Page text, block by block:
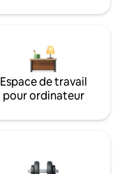
Espace de travail
pour ordinateur